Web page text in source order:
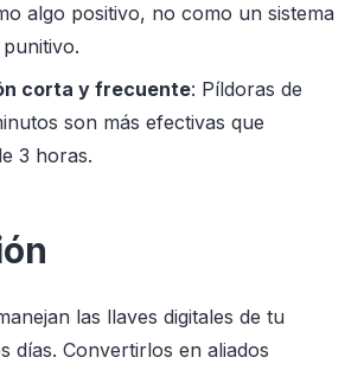
algo positivo, no como un sistema
corta y frecuente: Píldoras de
son más efectivas que
3 horas.
las llaves digitales de tu
días. Convertirlos en aliados